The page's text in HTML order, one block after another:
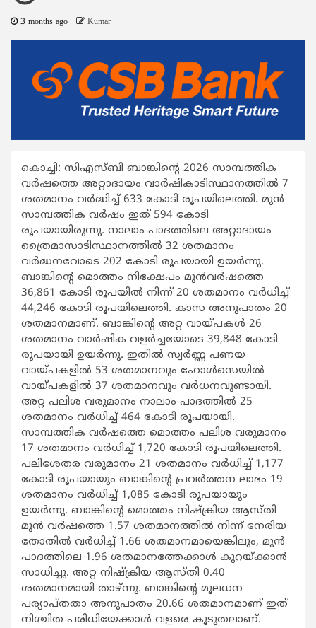
3 months ago Kumar
കൊച്ചി: സിഎസ്ബി ബാങ്കിന്‍റെ 2026 സാമ്പത്തിക
വര്‍ഷത്തെ അറ്റാദായം വാര്‍ഷികാടിസ്ഥാനത്തില്‍ 7
ശതമാനം വര്‍ദ്ധിച്ച് 633 കോടി രൂപയിലെത്തി. മുന്‍
സാമ്പത്തിക വര്‍ഷം ഇത് 594 കോടി
രൂപയായിരുന്നു. നാലാം പാദത്തിലെ അറ്റാദായം
ത്രൈമാസാടിസ്ഥാനത്തില്‍ 32 ശതമാനം
വര്‍ദ്ധനവോടെ 202 കോടി രൂപയായി ഉയര്‍ന്നു.
ബാങ്കിന്‍റെ മൊത്തം നിക്ഷേപം മുന്‍വര്‍ഷത്തെ
36,861 കോടി രൂപയില്‍ നിന്ന് 20 ശതമാനം വര്‍ധിച്ച്
44,246 കോടി രൂപയിലെത്തി. കാസ അനുപാതം 20
ശതമാനമാണ്. ബാങ്കിന്‍റെ അറ്റ വായ്പകള്‍ 26
ശതമാനം വാര്‍ഷിക വളര്‍ച്ചയോടെ 39,848 കോടി
രൂപയായി ഉയര്‍ന്നു. ഇതില്‍ സ്വര്‍ണ്ണ പണയ
വായ്പകളില്‍ 53 ശതമാനവും ഹോള്‍സെയില്‍
വായ്പകളില്‍ 37 ശതമാനവും വര്‍ധനവുണ്ടായി.
അറ്റ പലിശ വരുമാനം നാലാം പാദത്തില്‍ 25
ശതമാനം വര്‍ധിച്ച് 464 കോടി രൂപയായി.
സാമ്പത്തിക വര്‍ഷത്തെ മൊത്തം പലിശ വരുമാനം
17 ശതമാനം വര്‍ധിച്ച് 1,720 കോടി രൂപയിലെത്തി.
പലിശേതര വരുമാനം 21 ശതമാനം വര്‍ധിച്ച് 1,177
കോടി രൂപയായും ബാങ്കിന്‍റെ പ്രവര്‍ത്തന ലാഭം 19
ശതമാനം വര്‍ധിച്ച് 1,085 കോടി രൂപയായും
ഉയര്‍ന്നു. ബാങ്കിന്‍റെ മൊത്തം നിഷ്ക്രിയ ആസ്തി
മുന്‍ വര്‍ഷത്തെ 1.57 ശതമാനത്തില്‍ നിന്ന് നേരിയ
തോതില്‍ വര്‍ധിച്ച് 1.66 ശതമാനമായെങ്കിലും, മുന്‍
പാദത്തിലെ 1.96 ശതമാനത്തേക്കാള്‍ കുറയ്ക്കാന്‍
സാധിച്ചു. അറ്റ നിഷ്ക്രിയ ആസ്തി 0.40
ശതമാനമായി താഴ്ന്നു. ബാങ്കിന്‍റെ മൂലധന
പര്യാപ്തതാ അനുപാതം 20.66 ശതമാനമാണ് ഇത്
നിശ്ചിത പരിധിയേക്കാള്‍ വളരെ കൂടുതലാണ്.